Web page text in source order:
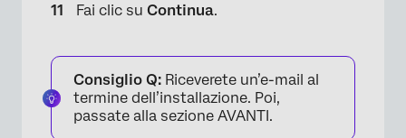
Fai clic su Continua.
Consiglio Q: Riceverete un’e-mail al
termine dell’installazione. Poi,
passate alla sezione AVANTI.